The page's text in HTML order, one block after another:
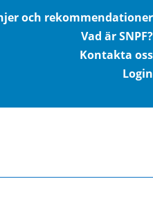
och rekommendationer
Vad är SNPF?
Kontakta oss
Login